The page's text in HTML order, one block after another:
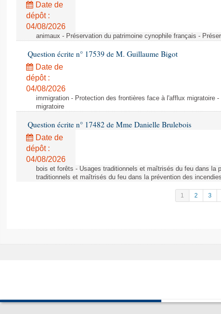
Date de
dépôt :
04/08/2026
animaux - Préservation du patrimoine cynophile français -
Question écrite n° 17539 de M. Guillaume Bigot
Date de
dépôt :
04/08/2026
immigration - Protection des frontières face à l'afflux migratoire
migratoire
Question écrite n° 17482 de Mme Danielle Brulebois
Date de
dépôt :
04/08/2026
bois et forêts - Usages traditionnels et maîtrisés du feu dans la
traditionnels et maîtrisés du feu dans la prévention des
1 2 3